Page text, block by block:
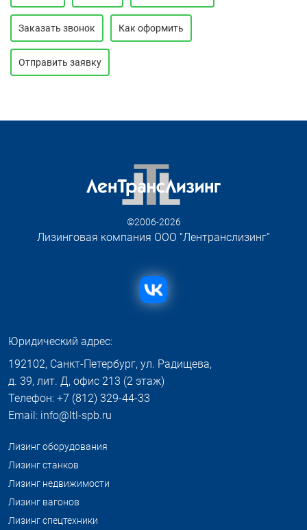
Заказать звонок Как оформить
Отправить заявку
©2006-2026
Лизинговая компания ООО “Лентранслизинг”
Юридический адрес:
192102, Санкт-Петербург, ул. Радищева,
д. 39, лит. Д, офис 213 (2 этаж)
Телефон: +7 (812) 329-44-33
Email: info@ltl-spb.ru
Лизинг оборудования
Лизинг станков
Лизинг недвижимости
Лизинг вагонов
Лизинг спецтехники